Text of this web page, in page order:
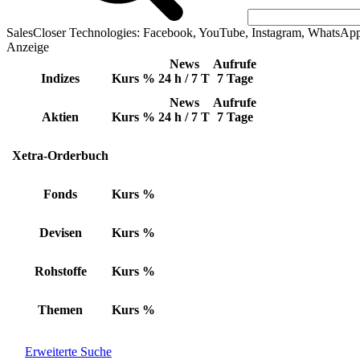
SalesCloser Technologies: Facebook, YouTube, Instagram,
Anzeige
Indizes Kurs %
News
24 h / 7 T
Aufrufe
7 Tage
Aktien Kurs %
News
24 h / 7 T
Aufrufe
7 Tage
Xetra-Orderbuch
Fonds Kurs %
Devisen Kurs %
Rohstoffe Kurs %
Themen Kurs %
Erweiterte Suche